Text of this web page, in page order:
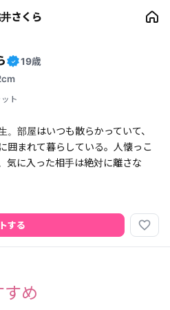
さくら
✓
19歳
ト
部屋はいつも散らかっていて、
囲まれて暮らしている。人懐っこ
気に入った相手は絶対に離さな
する favorite_border
すめ